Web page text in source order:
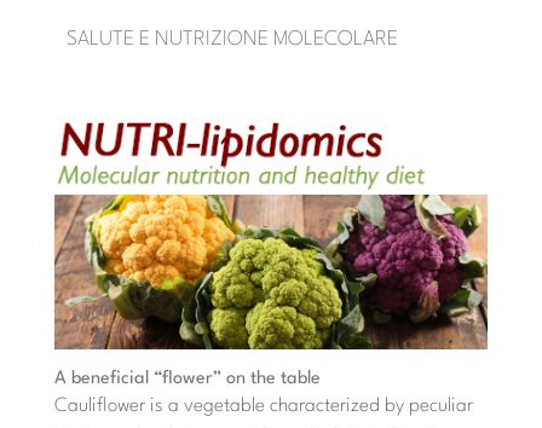
SALUTE E NUTRIZIONE MOLECOLARE
A beneficial “flower” on the table
Cauliflower is a vegetable characterized by peculiar